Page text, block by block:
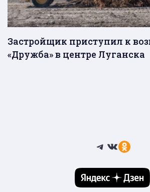
Застройщик приступил к
«Дружба» в центре Луганска
Telegram